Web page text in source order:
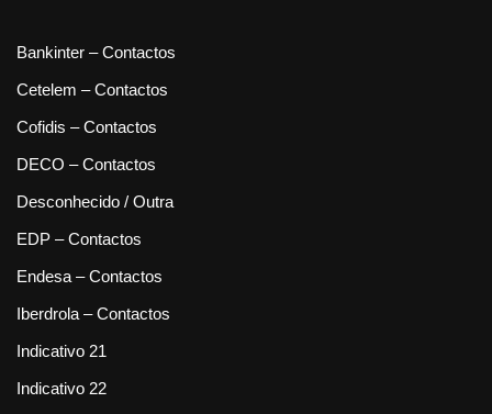
Bankinter – Contactos
Cetelem – Contactos
Cofidis – Contactos
DECO – Contactos
Desconhecido / Outra
EDP – Contactos
Endesa – Contactos
Iberdrola – Contactos
Indicativo 21
Indicativo 22